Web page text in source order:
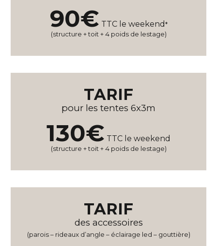
90€ TTC le weekend*
(structure + toit + 4 poids de lestage)
TARIF
pour les tentes 6x3m
130€ TTC le weekend
(structure + toit + 4 poids de lestage)
TARIF
des accessoires
(parois – rideaux d’angle – éclairage led – gouttière)